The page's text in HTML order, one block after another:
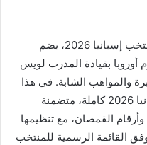
يبحث عشاق كرة القدم عن لاعبين منتخب إسبانيا 2026، يضم
أوروبا بقيادة المدرب لويس
والمواهب الشابة. في هذا
المقال تجد قائمة لاعبين منتخب إسبانيا 2026 كاملة، متضمنة
وأرقام القمصان، مع تنظيمها
القائمة الرسمية للمنتخب